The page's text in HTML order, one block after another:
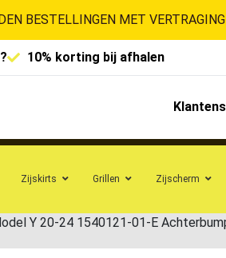
BESTELLINGEN MET
10% korting bij afhalen
Zijskirts Grillen Zijscherm
Y 20-24 1540121-01-E